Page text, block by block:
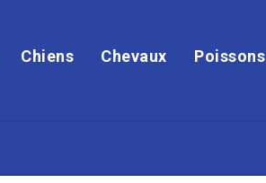
Chiens Chevaux Poissons